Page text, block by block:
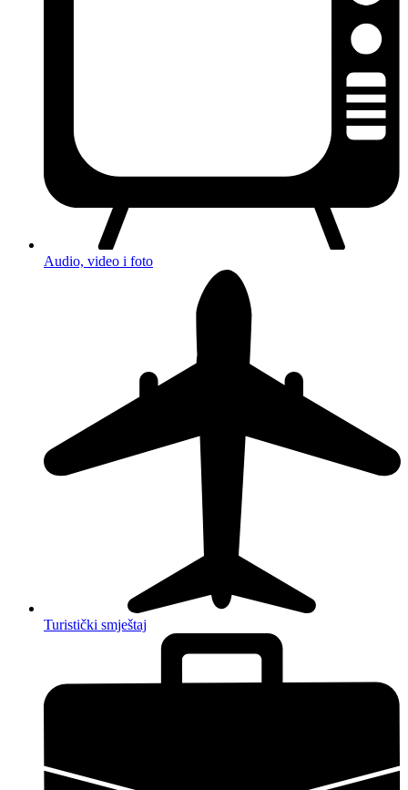
Audio, video i foto
Turistički smještaj